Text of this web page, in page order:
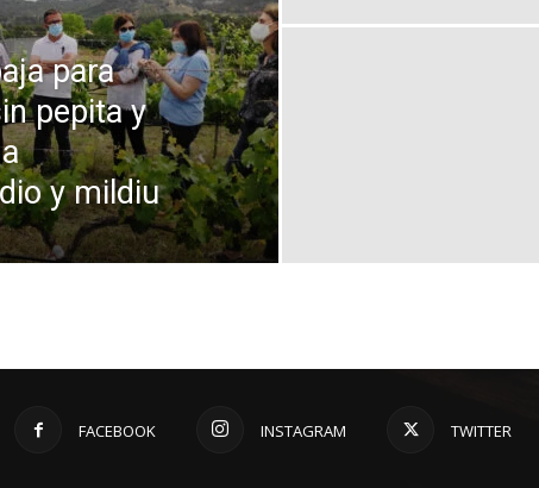
para
pepita y
y mildiu
FACEBOOK INSTAGRAM TWITTER